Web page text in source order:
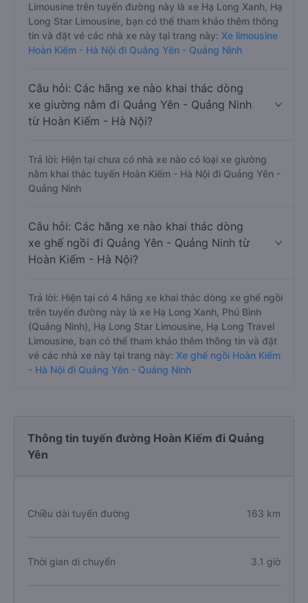
Limousine trên tuyến đường này là xe Hạ Long Xanh, Hạ
Long Star Limousine, bạn có thể tham khảo thêm thông
tin và đặt vé các nhà xe này tại trang này: Xe limousine
Hoàn Kiếm - Hà Nội đi Quảng Yên - Quảng Ninh
Câu hỏi: Các hãng xe nào khai thác dòng
xe giường nằm đi Quảng Yên - Quảng Ninh
từ Hoàn Kiếm - Hà Nội?
Trả lời: Hiện tại chưa có nhà xe nào có loại xe giường
nằm khai thác tuyến Hoàn Kiếm - Hà Nội đi Quảng Yên -
Quảng Ninh
Câu hỏi: Các hãng xe nào khai thác dòng
xe ghế ngồi đi Quảng Yên - Quảng Ninh từ
Hoàn Kiếm - Hà Nội?
Trả lời: Hiện tại có 4 hãng xe khai thác dòng xe ghế ngồi
trên tuyến đường này là xe Hạ Long Xanh, Phú Bình
(Quảng Ninh), Hạ Long Star Limousine, Hạ Long Travel
Limousine, bạn có thể tham khảo thêm thông tin và đặt
vé các nhà xe này tại trang này: Xe ghế ngồi Hoàn Kiếm
- Hà Nội đi Quảng Yên - Quảng Ninh
Thông tin tuyến đường Hoàn Kiếm đi Quảng
Yên
Chiều dài tuyến đường 163 km
Thời gian di chuyển 3.1 giờ